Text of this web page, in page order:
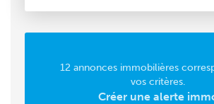
12 annonces immobilières
vos critères.
Créer une alerte